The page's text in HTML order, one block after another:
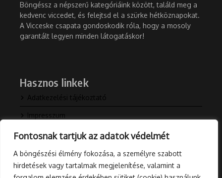
Fontosnak tartjuk az adatok védelmét
A böngészési élmény fokozása, a személyre szabott
hirdetések vagy tartalmak megjelenítése, valamint a
Böngéssz a népszerű kategóriáink között, találd meg a
kedvenc viccedet, és felejtsd el a szürke hétköznapokat.
A Vicceske csapata gondoskodik róla, hogy a mosoly
garantált legyen minden látogatáskor!
Hasznos linkek
Adatkezelési tájékoztató
Impresszum
Kapcsolat
Rólunk
Blog